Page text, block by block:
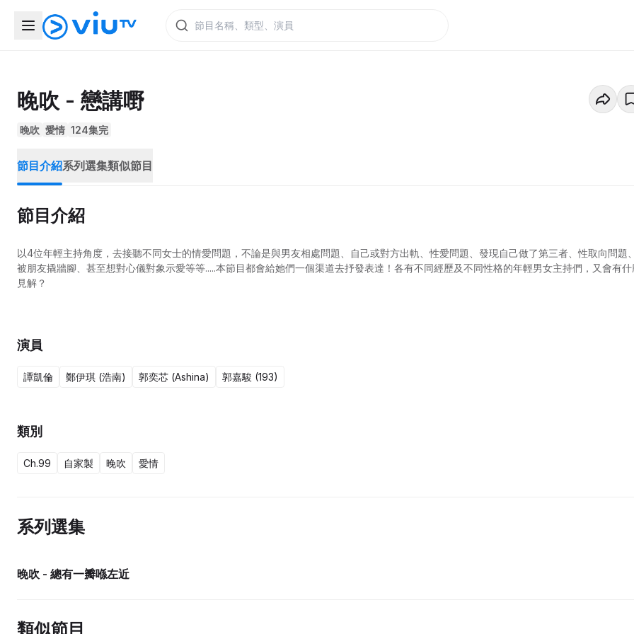
晚吹 - 戀講嘢
晚吹 愛情 124集完
節目介紹系列選集類似節目
節目介紹
以4位年輕主持角度，去接聽不同女士的情愛問題，不論是與男友相處問題、自己或對方出軌、性愛問題、發現自己做了第三者、性取向問題、
被朋友撬牆腳、甚至想對心儀對象示愛等等.....本節目都會給她們一個渠道去抒發表達！各有不同經歷及不同性格的年輕男女主持們，又會有什
見解？
演員
譚凱倫 鄭伊琪 (浩南) 郭奕芯 (Ashina) 郭嘉駿 (193)
類別
Ch.99 自家製 晚吹 愛情
系列選集
晚吹 - 總有一瓣喺左近
類似節目